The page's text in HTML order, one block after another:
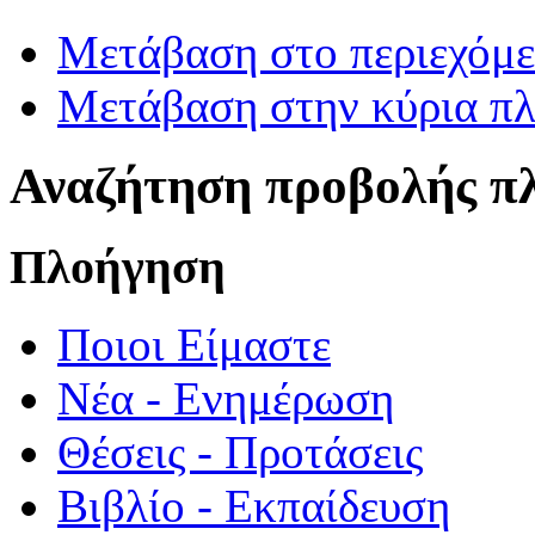
Μετάβαση στο
Μετάβαση στην κύρια
Αναζήτηση προβολής
Πλοήγηση
Ποιοι Είμαστε
Νέα - Ενημέρωση
Θέσεις - Προτάσεις
Βιβλίο - Εκπαίδευση